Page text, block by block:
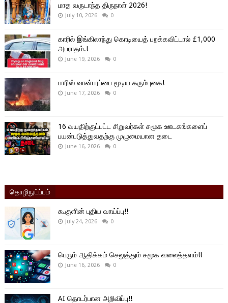
மாத வருடாந்த திருநாள் 2026!
July 10, 2026 0
காரில் இங்கிலாந்து கொடியைத் பறக்கவிட்டால் £1,000
அபராதம்.!
June 19, 2026 0
பாரிஸ் வான்பரப்பை மூடிய கரும்புகை!
June 17, 2026 0
16 வயதிற்குட்பட்ட சிறுவர்கள் சமூக ஊடகங்களைப்
பயன்படுத்துவதற்கு முழுமையான தடை
June 16, 2026 0
தொழிநுட்ப்பம்
கூகுளின் புதிய வாய்ப்பு!!
July 24, 2026 0
பெரும் ஆதிக்கம் செலுத்தும் சமூக வலைத்தளம்!!
June 16, 2026 0
AI தொடர்பான அறிவிப்பு!!